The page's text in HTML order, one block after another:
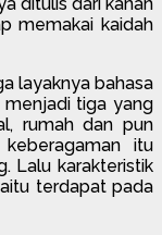
memakai kaidah
layaknya bahasa
menjadi tiga yang
rumah dan pun
itu
Lalu karakteristik
terdapat pada